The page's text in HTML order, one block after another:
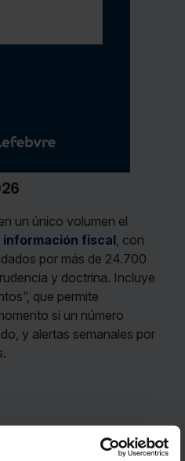
un único volumen el
información fiscal , con
por más de 24.700
y doctrina. Incluye
que permite
si un número
y alertas semanales por